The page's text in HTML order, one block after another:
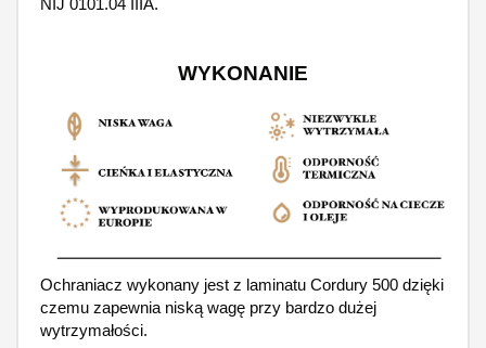
NIJ 0101.04 IIIA.
WYKONANIE
Ochraniacz wykonany jest z laminatu Cordury 500 dzięki
czemu zapewnia niską wagę przy bardzo dużej
wytrzymałości.